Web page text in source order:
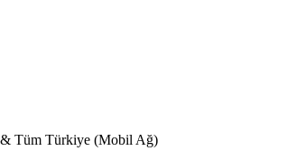
Tüm Türkiye (Mobil Ağ)